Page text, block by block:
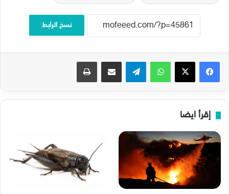
نسخ الرابط
فيسبوك‫X واتساب تيلقرام مشاركة عبر البريد طباعة
إقرأ ايضا